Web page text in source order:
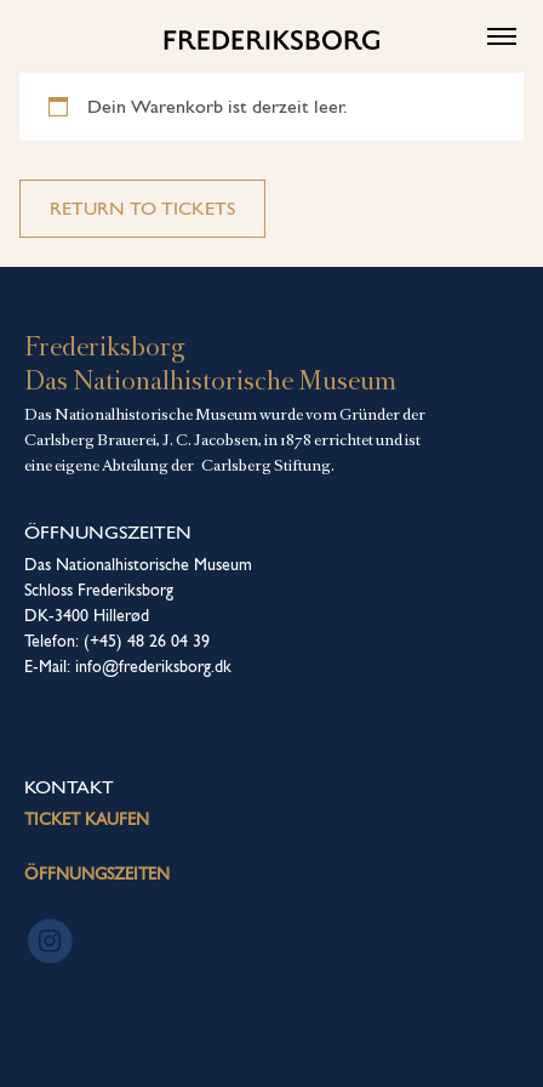
Dein Warenkorb ist derzeit leer.
RETURN TO TICKETS
Frederiksborg
Das Nationalhistorische Museum
Das Nationalhistorische Museum wurde vom Gründer der
Carlsberg Brauerei, J. C. Jacobsen, in 1878 errichtet und ist
eine eigene Abteilung der Carlsberg Stiftung.
ÖFFNUNGSZEITEN
Das Nationalhistorische Museum
Schloss Frederiksborg
DK-3400 Hillerød
Telefon: (+45) 48 26 04 39
E-Mail: info@frederiksborg.dk
KONTAKT
TICKET KAUFEN
ÖFFNUNGSZEITEN